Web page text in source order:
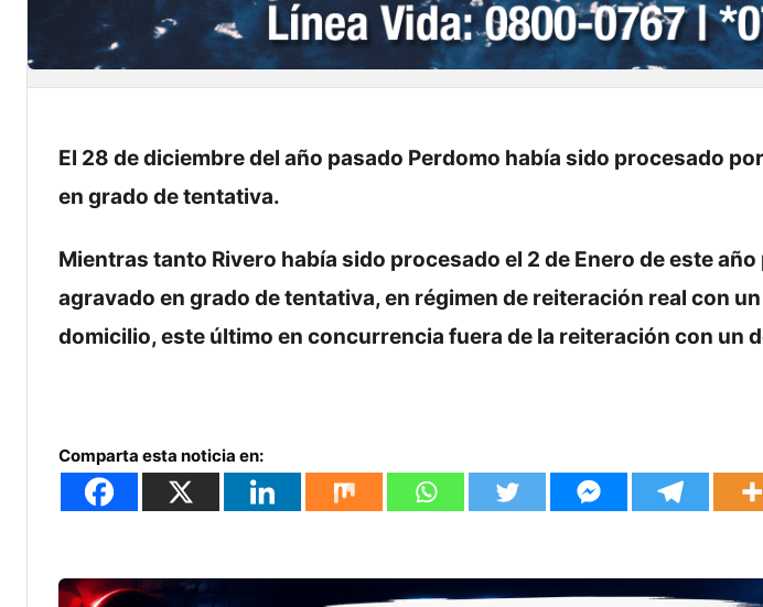
El 28 de diciembre del año pasado Perdomo había sido procesado
en grado de tentativa.
Mientras tanto Rivero había sido procesado el 2 de Enero de este
agravado en grado de tentativa, en régimen de reiteración real con
domicilio, este último en concurrencia fuera de la reiteración con un
Comparta esta noticia en: